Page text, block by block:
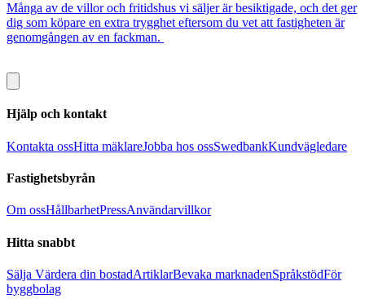
Många av de villor och fritidshus vi säljer är besiktigade, och det ger
dig som köpare en extra trygghet eftersom du vet att fastigheten är
genomgången av en fackman.
Hjälp och kontakt
Kontakta ossHitta mäklareJobba hos ossSwedbankKundvägledare
Fastighetsbyrån
Om ossHållbarhetPressAnvändarvillkor
Hitta snabbt
Sälja Värdera din bostadArtiklarBevaka marknadenSpråkstödFör
byggbolag